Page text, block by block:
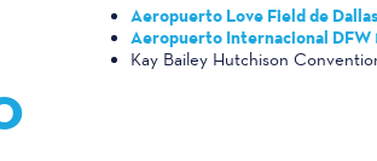
Aeropuerto Love Field de Dallas
Aeropuerto Internacional DFW
Kay Bailey Hutchison